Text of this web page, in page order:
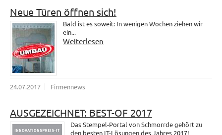
Neue Türen öffnen sich!
Bald ist es soweit: In wenigen Wochen ziehen wir
ein...
Weiterlesen
24.07.2017 Firmennews
AUSGEZEICHNET: BEST-OF 2017
Das Stempel-Portal von Schmorrde gehört zu
den besten IT-Lösungen des Jahres 2017!